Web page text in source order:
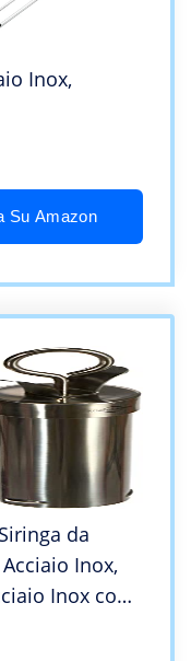
Inox,
Su Amazon
da
Inox,
Inox con
200 ml